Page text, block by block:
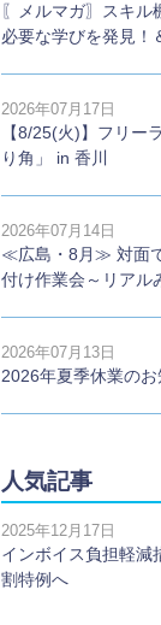
〖メルマガ〗スキル
必要な学びを発見！
2026年07月17日
【8/25(火)】フリー
り角」 in 香川
2026年07月14日
≪広島・8月≫ 対面
付け作業会～リアル
2026年07月13日
2026年夏季休業の
人気記事
2025年12月17日
インボイス負担軽減
割特例へ